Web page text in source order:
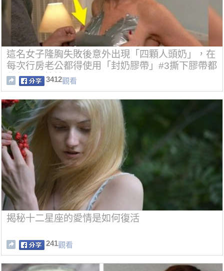
這名女子隆胸失敗後意外出現「四顆人頭奶」，在
每次行房老公都得使用「封奶膠帶」#3撕下膠帶都
覺得乳頭快掉了？！
3412觀看
揭秘十二星座的愛情是如何復活
241觀看